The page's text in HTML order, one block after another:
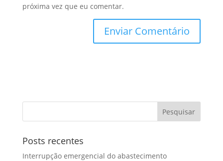
próxima vez que eu comentar.
Posts recentes
Interrupção emergencial do abastecimento